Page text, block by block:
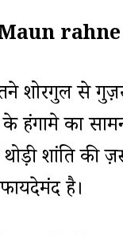
शोरगुल से
हंगामे का
शांति की
है।